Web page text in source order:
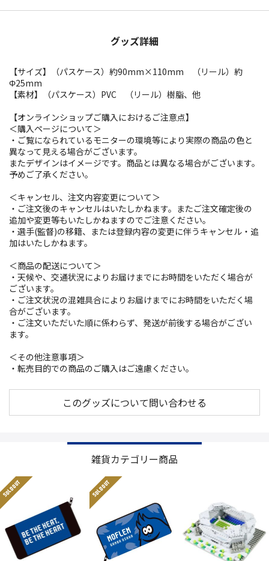
グッズ詳細
【サイズ】（パスケース）約90mm×110mm （リール）約
Φ25mm
【素材】（パスケース）PVC （リール）樹脂、他
【オンラインショップご購入におけるご注意点】
＜購入ページについて＞
・ご覧になられているモニターの環境等により実際の商品の色と
異なって見える場合がございます。
またデザインはイメージです。商品とは異なる場合がございます。
予めご了承ください。
＜キャンセル、注文内容変更について＞
・ご注文後のキャンセルはいたしかねます。またご注文確定後の
追加や変更等もいたしかねますのでご注意ください。
・選手(監督)の移籍、または登録内容の変更に伴うキャンセル・追
加はいたしかねます。
＜商品の配送について＞
・天候や、交通状況によりお届けまでにお時間をいただく場合が
ございます。
・ご注文状況の混雑具合によりお届けまでにお時間をいただく場
合がございます。
・ご注文いただいた順に係わらず、発送が前後する場合がござい
ます。
＜その他注意事項＞
・転売目的での商品のご購入はご遠慮ください。
このグッズについて問い合わせる
雑貨カテゴリー商品
SOLD OUT SOLD OUT